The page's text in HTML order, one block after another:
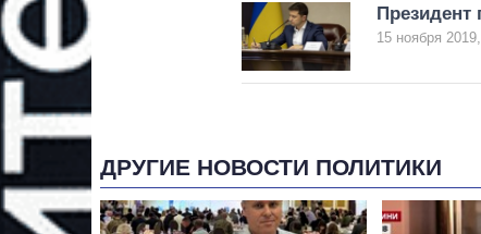
Президент
15 ноября
ДРУГИЕ НОВОСТИ ПОЛИТИКИ